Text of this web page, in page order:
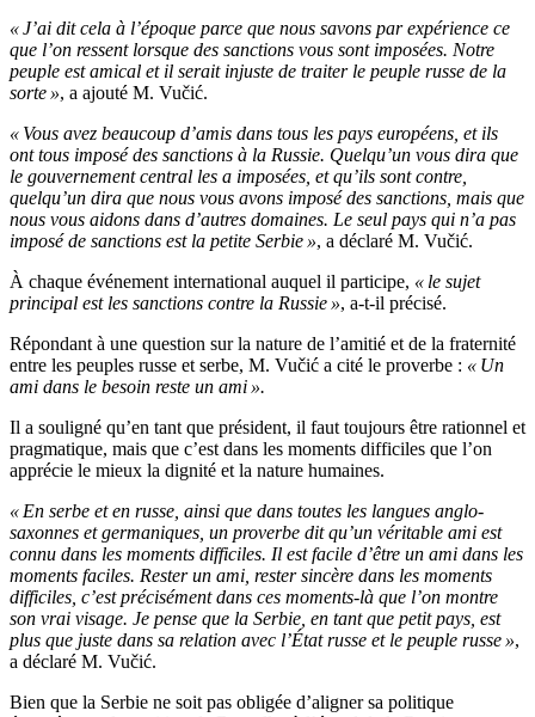
« J’ai dit cela à l’époque parce que nous savons par expérience ce
que l’on ressent lorsque des sanctions vous sont imposées. Notre
peuple est amical et il serait injuste de traiter le peuple russe de la
sorte », a ajouté M. Vučić.
« Vous avez beaucoup d’amis dans tous les pays européens, et ils
ont tous imposé des sanctions à la Russie. Quelqu’un vous dira que
le gouvernement central les a imposées, et qu’ils sont contre,
quelqu’un dira que nous vous avons imposé des sanctions, mais que
nous vous aidons dans d’autres domaines. Le seul pays qui n’a pas
imposé de sanctions est la petite Serbie », a déclaré M. Vučić.
À chaque événement international auquel il participe, « le sujet
principal est les sanctions contre la Russie », a-t-il précisé.
Répondant à une question sur la nature de l’amitié et de la fraternité
entre les peuples russe et serbe, M. Vučić a cité le proverbe : « Un
ami dans le besoin reste un ami ».
Il a souligné qu’en tant que président, il faut toujours être rationnel et
pragmatique, mais que c’est dans les moments difficiles que l’on
apprécie le mieux la dignité et la nature humaines.
« En serbe et en russe, ainsi que dans toutes les langues anglo-
saxonnes et germaniques, un proverbe dit qu’un véritable ami est
connu dans les moments difficiles. Il est facile d’être un ami dans les
moments faciles. Rester un ami, rester sincère dans les moments
difficiles, c’est précisément dans ces moments-là que l’on montre
son vrai visage. Je pense que la Serbie, en tant que petit pays, est
plus que juste dans sa relation avec l’État russe et le peuple russe »,
a déclaré M. Vučić.
Bien que la Serbie ne soit pas obligée d’aligner sa politique